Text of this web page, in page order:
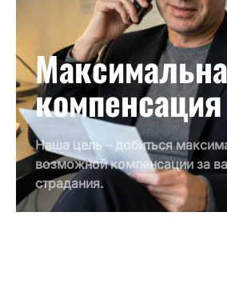
компенсация
Наша цель – добиться
возможной компенсации за
страдания.